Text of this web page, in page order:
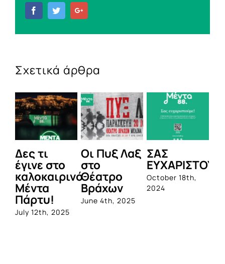
FacebookTwitter
Σχετικά άρθρα
Πυξ Λαξ
4th, 2025
ΣΑΣ
ΕΥΧΑΡΙΣΤΟΥΜΕ!
October 18th,
BIOTIX: Η
ολοκληρωμένη
σειρά
προβιοτικών,